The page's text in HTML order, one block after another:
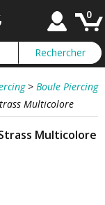
0
> Boule Piercing
Multicolore
Multicolore